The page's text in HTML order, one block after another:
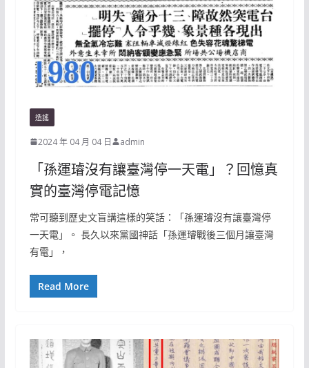
造謠
2024 年 04 月 04 日 admin
「孫運璿沒有讓臺灣停一天電」？回憶真
實的臺灣停電記憶
常可聽到歷史文盲講這樣的笑話：「孫運璿沒有讓臺灣停
一天電」。 長久以來黨國神話「孫運璿戰後三個月讓臺灣
有電」，
Read More